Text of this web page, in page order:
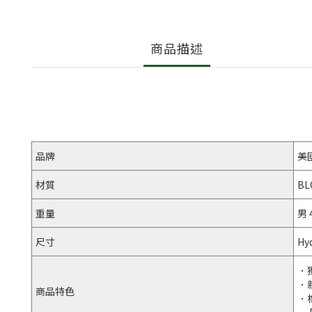
商品描述
品牌 美
材質
重量 男
尺寸
商品特色